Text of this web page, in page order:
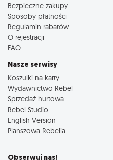
Bezpieczne zakupy
Sposoby płatności
Regulamin rabatów
O rejestracji
FAQ
Nasze serwisy
Koszulki na karty
Wydawnictwo Rebel
Sprzedaż hurtowa
Rebel Studio
English Version
Planszowa Rebelia
Obserwuj nas!